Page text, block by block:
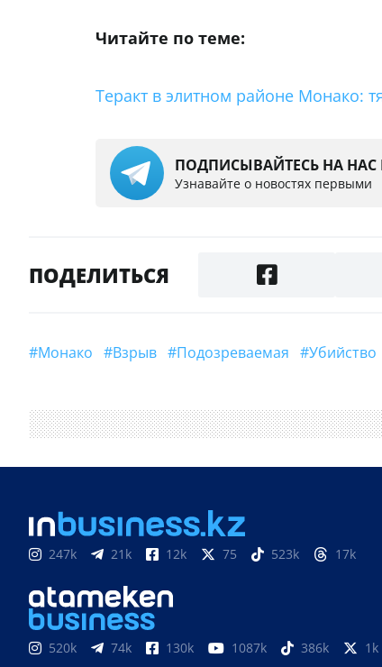
Читайте по теме:
Теракт в элитном районе Монако:
ПОДПИСЫВАЙТЕСЬ НА НАС В
Узнавайте о новостях первыми
ПОДЕЛИТЬСЯ
#Монако #взрыв #подозреваемая #убийство
247k 21k 12k 75 523k 17k
520k 74k 130k 1087k 386k 1k